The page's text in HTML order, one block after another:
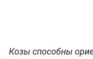
Козы способны